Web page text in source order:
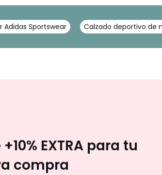
Sportswear Calzado deportivo de
EXTRA para tu
compra